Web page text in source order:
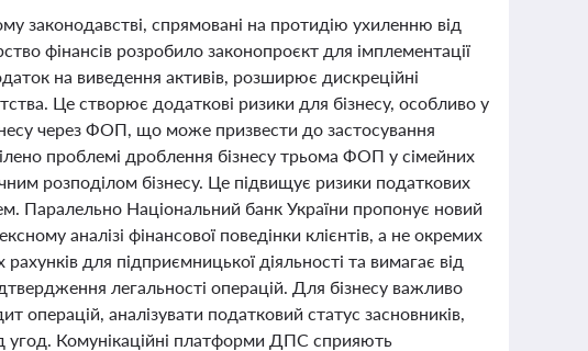
законодавстві, спрямовані на протидію ухиленню від
фінансів розробило законопроєкт для імплементації
на виведення активів, розширює дискреційні
Це створює додаткові ризики для бізнесу, особливо у
через ФОП, що може призвести до застосування
проблемі дроблення бізнесу трьома ФОП у сімейних
розподілом бізнесу. Це підвищує ризики податкових
Паралельно Національний банк України пропонує новий
аналізі фінансової поведінки клієнтів, а не окремих
для підприємницької діяльності та вимагає від
легальності операцій. Для бізнесу важливо
операцій, аналізувати податковий статус засновників,
угод. Комунікаційні платформи ДПС сприяють